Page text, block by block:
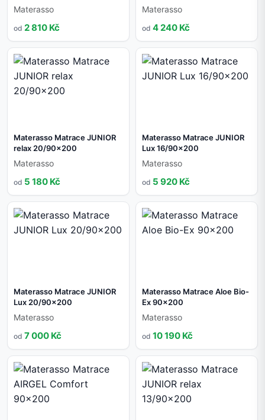
Materasso
od 2 810 Kč
Materasso
od 4 240 Kč
Materasso Matrace JUNIOR
relax 20/90x200
Materasso
od 5 180 Kč
Materasso Matrace JUNIOR
Lux 16/90x200
Materasso
od 5 920 Kč
Materasso Matrace JUNIOR
Lux 20/90x200
Materasso
od 7 000 Kč
Materasso Matrace Aloe Bio-
Ex 90x200
Materasso
od 10 190 Kč